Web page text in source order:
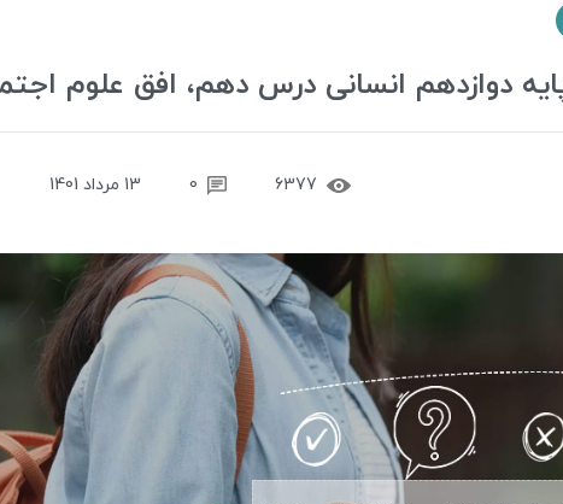
دوازدهم انسانی درس دهم، افق علوم
6377
0 13 مرداد 1401